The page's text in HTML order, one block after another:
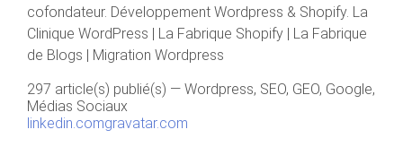
cofondateur. Développement Wordpress & Shopify. La
Clinique WordPress | La Fabrique Shopify | La Fabrique
de Blogs | Migration Wordpress
297 article(s) publié(s) — Wordpress, SEO, GEO, Google,
Médias Sociaux
linkedin.comgravatar.com